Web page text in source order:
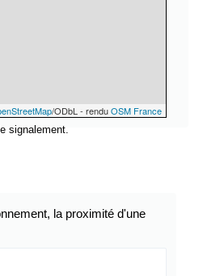
/ODbL - renduOSM France
signalement.
la proximité d'une